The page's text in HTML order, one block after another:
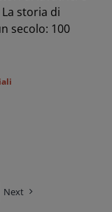
storia di
secolo: 100
Next